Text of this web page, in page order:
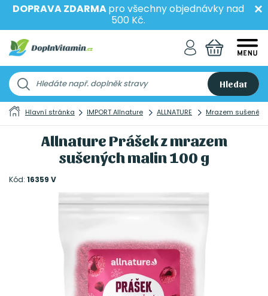
DOPRAVA ZDARMApro všechny objednávky nad
500 Kč.
Hledat
Hlavní stránka IMPORT Allnature ALLNATURE Mrazem sušené
Allnature Prášek z mrazem
sušených malin 100 g
Kód: 16359 V